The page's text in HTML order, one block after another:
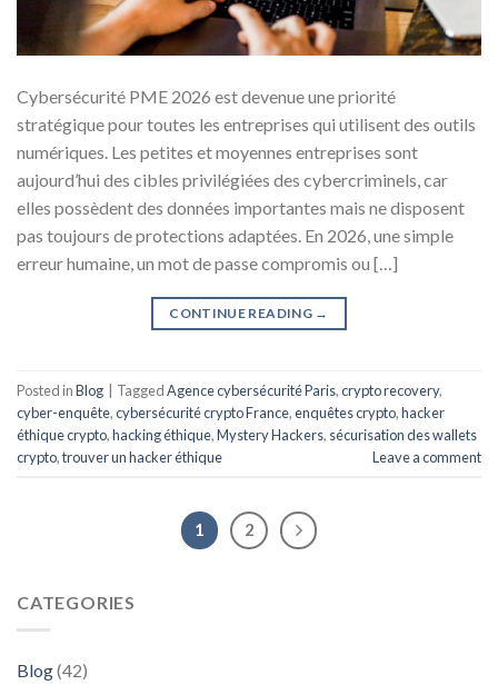
Cybersécurité PME 2026 est devenue une priorité
stratégique pour toutes les entreprises qui utilisent des outils
numériques. Les petites et moyennes entreprises sont
aujourd’hui des cibles privilégiées des cybercriminels, car
elles possèdent des données importantes mais ne disposent
pas toujours de protections adaptées. En 2026, une simple
erreur humaine, un mot de passe compromis ou […]
CONTINUE READING →
Posted inBlog TaggedAgence cybersécurité Paris,crypto recovery,
cyber-enquête,cybersécurité crypto France,enquêtes crypto,hacker
éthique crypto,hacking éthique,Mystery Hackers, sécurisation des wallets
crypto,trouver un hacker éthique Leave a comment
1 2
CATEGORIES
Blog(42)